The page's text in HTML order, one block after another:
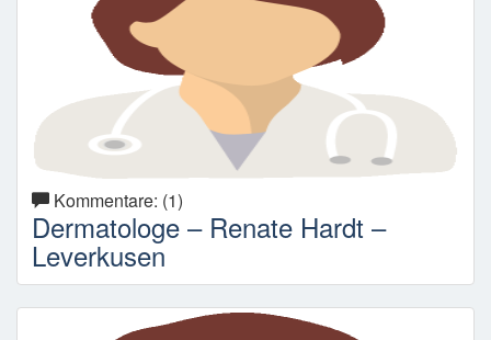
Kommentare: (1)
Dermatologe – Renate Hardt –
Leverkusen